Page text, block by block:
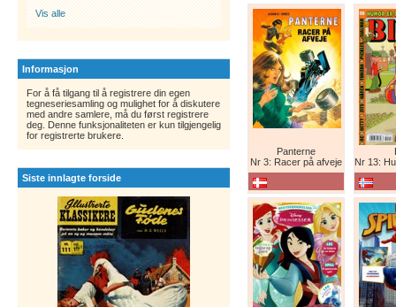
Vis alle
Informasjon
For å få tilgang til å registrere din egen
tegneseriesamling og mulighet for å diskutere
med andre samlere, må du først registrere
deg. Denne funksjonaliteten er kun tilgjengelig
for registrerte brukere.
Siste innlagte forside
Panterne
Nr 3: Racer på afveje
Nr 13: Humor